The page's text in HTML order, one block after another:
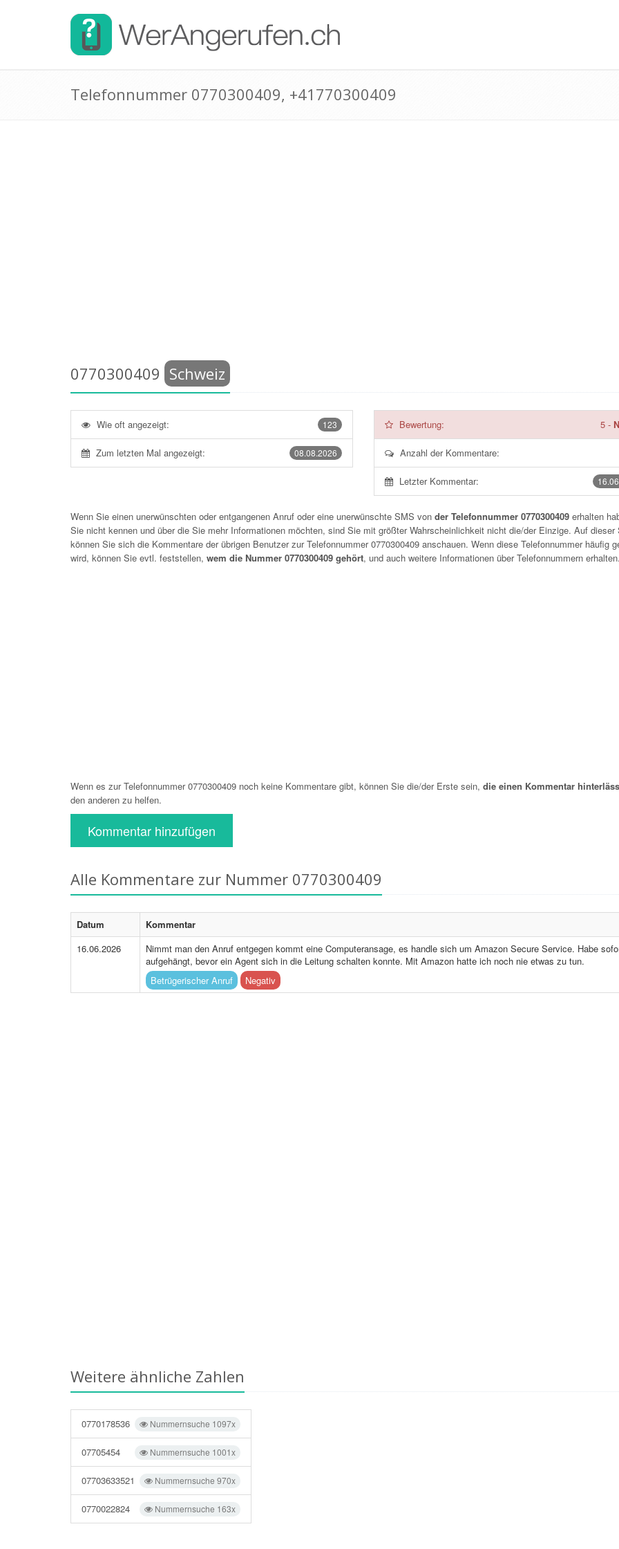
Telefonnummer 0770300409, +41770300409
0770300409 Schweiz
123
Wie oft angezeigt:
08.08.2026
Zum letzten Mal angezeigt:
Bewertung: 5-
Anzahl der Kommentare:
Letzter Kommentar:
Wenn Sie einen unerwünschten oder entgangenen Anruf oder eine unerwünschte SMS von der Telefonnummer 0770300409 erhalten
Sie nicht kennen und über die Sie mehr Informationen möchten, sind Sie mit größter Wahrscheinlichkeit nicht die/der Einzige. Auf dieser
können Sie sich die Kommentare der übrigen Benutzer zur Telefonnummer0770300409 anschauen. Wenn diese Telefonnummer häufig
wird, können Sie evtl. feststellen, wem die Nummer 0770300409 gehört, und auch weitere Informationen über Telefonnummern
Wenn es zur Telefonnummer 0770300409 noch keine Kommentare gibt, können Sie die/der Erste sein, die einen Kommentar
den anderen zu helfen.
Kommentar hinzufügen
Alle Kommentare zur Nummer 0770300409
Datum
Kommentar
16.06.2026
Nimmt man den Anruf entgegen kommt eine Computeransage, es handle sich um Amazon Secure Service. Habe
aufgehängt, bevor ein Agent sich in die Leitung schalten konnte. Mit Amazon hatte ich noch nie etwas zu tun.
Betrügerischer Anruf
Negativ
Weitere ähnliche Zahlen
Nummernsuche 1097x
0770178536
Nummernsuche 1001x
07705454
Nummernsuche 970x
07703633521
Nummernsuche 163x
0770022824